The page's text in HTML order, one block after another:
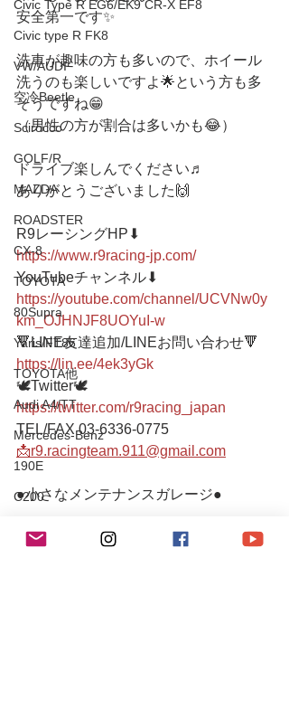
Civic Type R EG6/EK9 CR-X EF8
Civic type R FK8
VW/AUDI
空冷Beetle
Scirocco
GOLF/R
MAZDA
ROADSTER
CX-8
TOYOTA
80Supra
Yaris/FT86
TOYOTA他
Audi A4/TT
Mercedes-Benz
190E
C200
安全第一です✨
洗車が趣味の方も多いので、ホイール
洗うのも楽しいですよ🌟という方も多
そうですね😁
（男性の方が割合は多いかも😂）
ドライブ楽しんでください♬
ありがとうございました🙌
R9レーシングHP⬇︎
https://www.r9racing-jp.com/
YouTubeチャンネル⬇︎
https://youtube.com/channel/UCVNw0y
km_OJHNJF8UOYuI-w
🔻LINE友達追加/LINEお問い合わせ🔻
https://lin.ee/4ek3yGk
🕊Twitter🕊
https://twitter.com/r9racing_japan
TEL/FAX 03-6336-0775
📩r9.racingteam.911@gmail.com
●小さなメンテナンスガレージ●
入り口にシャッターがございますの